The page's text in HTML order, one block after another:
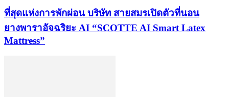
ที่สุดแห่งการพักผ่อน บริษัท สายสมรเปิดตัวที่นอน
ยางพาราอัจฉริยะ AI “SCOTTE AI Smart Latex
Mattress”